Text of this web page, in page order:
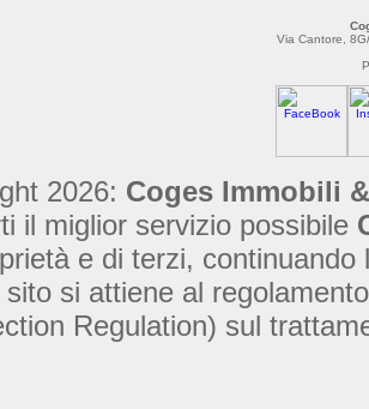
Via Cantore,
2026: Coges Immobili
il miglior servizio possibile
e di terzi,
sito si attiene al
Regulation) sul